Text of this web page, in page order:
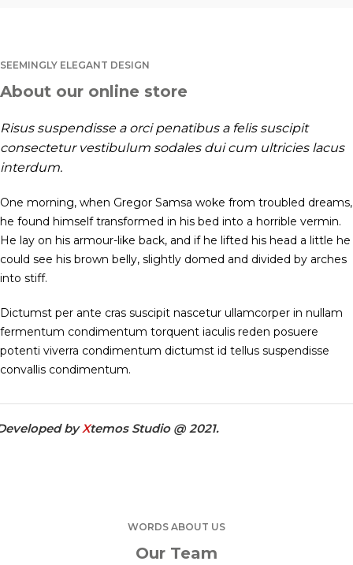
SEEMINGLY ELEGANT DESIGN
About our online store
Risus suspendisse a orci penatibus a felis suscipit
consectetur vestibulum sodales dui cum ultricies lacus
interdum.
One morning, when Gregor Samsa woke from troubled dreams,
he found himself transformed in his bed into a horrible vermin.
He lay on his armour-like back, and if he lifted his head a little he
could see his brown belly, slightly domed and divided by arches
into stiff.
Dictumst per ante cras suscipit nascetur ullamcorper in nullam
fermentum condimentum torquent iaculis reden posuere
potenti viverra condimentum dictumst id tellus suspendisse
convallis condimentum.
byXtemos Studio @ 2021.
WORDS ABOUT US
Our Team